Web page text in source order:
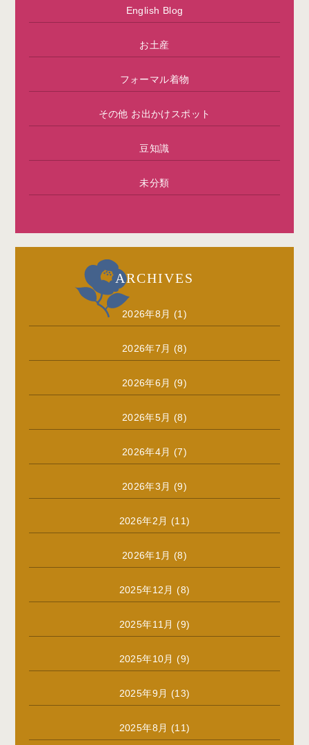
English Blog
お土産
フォーマル着物
その他 お出かけスポット
豆知識
未分類
ARCHIVES
2026年8月 (1)
2026年7月 (8)
2026年6月 (9)
2026年5月 (8)
2026年4月 (7)
2026年3月 (9)
2026年2月 (11)
2026年1月 (8)
2025年12月 (8)
2025年11月 (9)
2025年10月 (9)
2025年9月 (13)
2025年8月 (11)